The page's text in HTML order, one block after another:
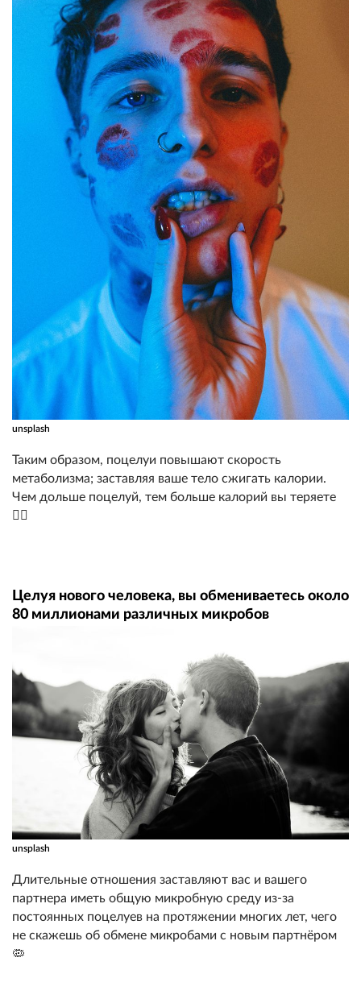
unsplash
Таким образом, поцелуи повышают скорость
метаболизма; заставляя ваше тело сжигать калории.
Чем дольше поцелуй, тем больше калорий вы теряете
Целуя нового человека, вы обмениваетесь около
80 миллионами различных микробов
unsplash
Длительные отношения заставляют вас и вашего
партнера иметь общую микробную среду из-за
постоянных поцелуев на протяжении многих лет, чего
не скажешь об обмене микробами с новым партнёром
🦠